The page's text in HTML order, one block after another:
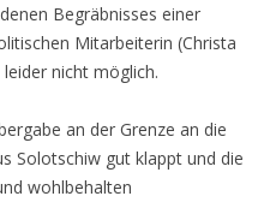
Begräbnisses einer
Mitarbeiterin (Christa
nicht möglich.
an der Grenze an die
Solotschiw gut klappt und die
wohlbehalten